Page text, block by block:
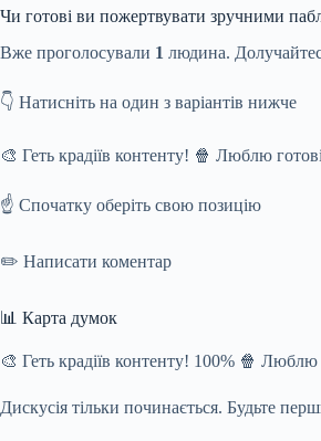
Чи готові ви пожертвувати зручними
Вже проголосували 1 людина.
👇 Натисніть на один з варіантів нижче
🎨 Геть крадіїв контенту! 🍿 Люблю
☝️ Спочатку оберіть свою позицію
✏️ Написати коментар
📊 Карта думок
🎨 Геть крадіїв контенту! 100% 🍿
Дискусія тільки починається. Будьте